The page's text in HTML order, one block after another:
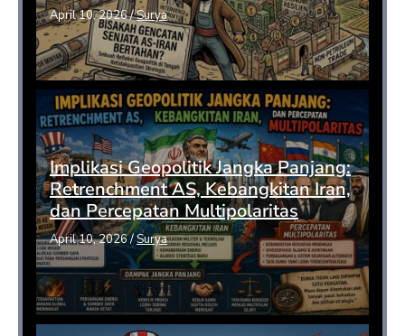
April 10, 2026/Surya
Implikasi Geopolitik Jangka Panjang:
Retrenchment AS, Kebangkitan Iran,
dan Percepatan Multipolaritas
April 10, 2026/Surya